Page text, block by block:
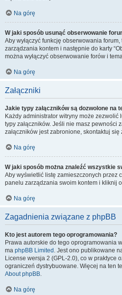
Na górę
W jaki sposób usunąć obserwowanie
Aby wyłączyć funkcję obserwowania
zarządzania kontem i następnie do karty
można wyłączyć obserwowanie forów i
Na górę
Załączniki
Jakie typy załączników są dozwolone na
Każdy administrator witryny może
typy załączników. Jeśli nie masz pewności
załączników jest zabronione, skontaktuj
Na górę
W jaki sposób można znaleźć wszystkie
Aby wyświetlić listę zamieszczonych przez
panelu zarządzania swoim kontem i kliknij
Na górę
Zagadnienia związane z phpBB
Kto jest autorem tego oprogramowania?
Prawa autorskie do tego oprogramowania
ma phpBB Limited . Jest ono publikowane
License wersja 2 (GPL-2.0), co w praktyce
ograniczeń dystrybuowane. Więcej na ten
About phpBB.
Na górę